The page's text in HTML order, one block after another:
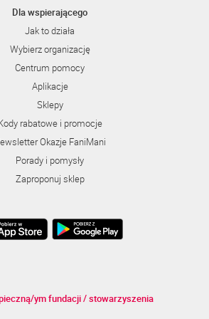
Dla wspierającego
Jak to działa
Wybierz organizację
Centrum pomocy
Aplikacje
Sklepy
rabatowe i promocje
Okazje FaniMani
Porady i pomysły
Zaproponuj sklep
ym fundacji / stowarzyszenia